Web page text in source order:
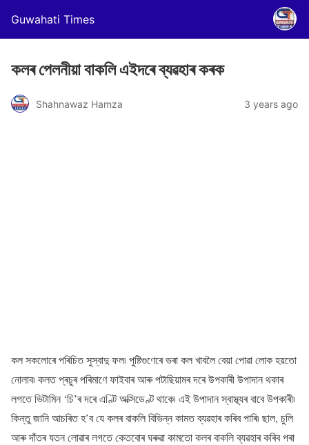
Guwahati Times
কলৰ পেলনীয়া বাকলি এইদৰে ব্যৱহাৰ কৰক
Shahnawaz Hamza 3 years ago
কল সকলোৰে পৰিচিত সুস্বাদু ফল৷ পুষ্টিগুণেৰে ভৰা কল খাবলৈ বেয়া পোৱা লোক হয়তো
নোলাব৷ কলত প্ৰচুৰ পৰিমাণে ফাইবাৰ আৰু পটাছিয়ামৰ দৰে উপকাৰী উপাদান থকাৰ
লগতে ভিটামিন ‘চি’ৰ দৰে এণ্টি অক্সিডেণ্ট থাকে৷ এই উপাদান স্বাস্থ্যৰ বাবে উপকাৰী৷
কিন্তু জানি আচৰিত হ’ব যে কলৰ বাকলি বিভিন্ন কামত ব্যৱহাৰ কৰিব পাৰি৷ ছাল, চুলি
আৰু দাঁতৰ যতন লোৱাৰ লগতে কেতবোৰ ঘৰুৱা কামতো কলৰ বাকলি ব্যৱহাৰ কৰিব পৰা